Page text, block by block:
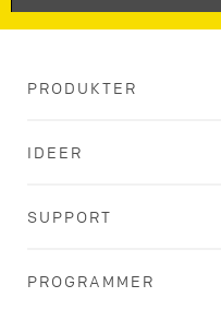
PRODUKTER
IDEER
SUPPORT
PROGRAMMER